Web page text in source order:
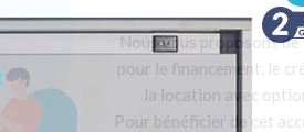
Nous vous
pour le
la location
Pour bénéficier